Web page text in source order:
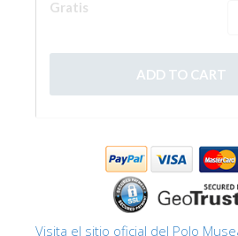
Reserve una visita
ENGLISH
中文
DEUTSCH
Visita el sitio oficial del Polo